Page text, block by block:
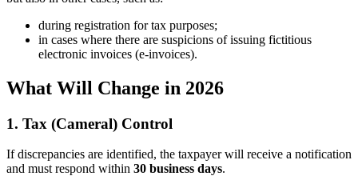
during registration for tax purposes;
in cases where there are suspicions of issuing fictitious
electronic invoices (e-invoices).
What Will Change in 2026
1. Tax (Cameral) Control
If discrepancies are identified, the taxpayer will receive a notification
and must respond within 30 business days.